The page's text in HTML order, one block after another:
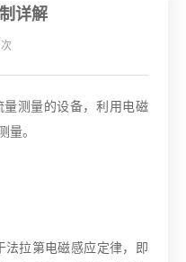
详解
次
测量的设备，利用电磁
。
拉第电磁感应定律，即